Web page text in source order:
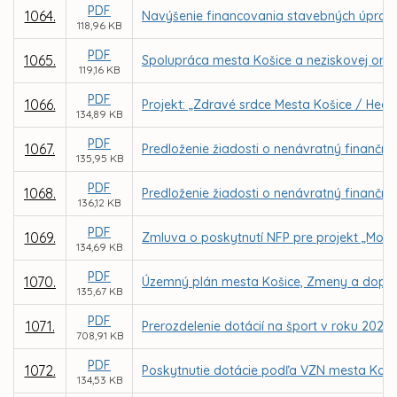
1064. PDF
118,96 KB
Navýšenie financovania stavebných
1065. PDF
119,16 KB
Spolupráca mesta Košice a neziskovej
1066. PDF
134,89 KB
Projekt: „Zdravé srdce Mesta Košice /
1067. PDF
135,95 KB
Predloženie žiadosti o nenávratný
1068. PDF
136,12 KB
Predloženie žiadosti o nenávratný
1069. PDF
134,69 KB
Zmluva o poskytnutí NFP pre projekt
1070. PDF
135,67 KB
Územný plán mesta Košice, Zmeny a
1071. PDF
708,91 KB
Prerozdelenie dotácií na šport v roku 2026
1072. PDF
134,53 KB
Poskytnutie dotácie podľa VZN mesta